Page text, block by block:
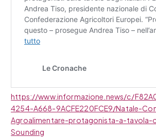
https://www.informazione.news/c/
4254-A668-9ACFE220FCE9/Natale-
Agroalimentare-protagonista-a-
Sounding